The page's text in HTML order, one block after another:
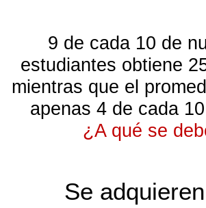
9 de cada 10 de
estudiantes obtiene
mientras que el
apenas 4 de cada
¿A qué se
Se